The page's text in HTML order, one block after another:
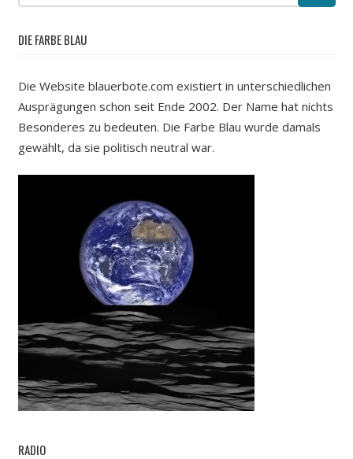
DIE FARBE BLAU
Die Website blauerbote.com existiert in unterschiedlichen
Ausprägungen schon seit Ende 2002. Der Name hat nichts
Besonderes zu bedeuten. Die Farbe Blau wurde damals
gewählt, da sie politisch neutral war.
RADIO